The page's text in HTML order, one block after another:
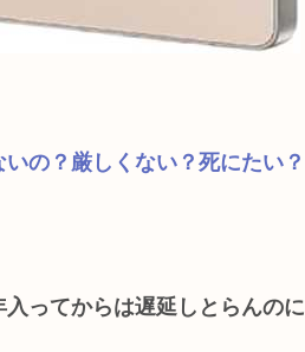
の？厳しくない？死にたい？
ってからは遅延しとらんのに